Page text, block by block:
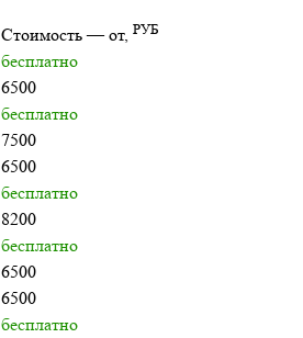
Стоимость — от, РУБ
бесплатно
6500
бесплатно
7500
6500
бесплатно
8200
бесплатно
6500
6500
бесплатно